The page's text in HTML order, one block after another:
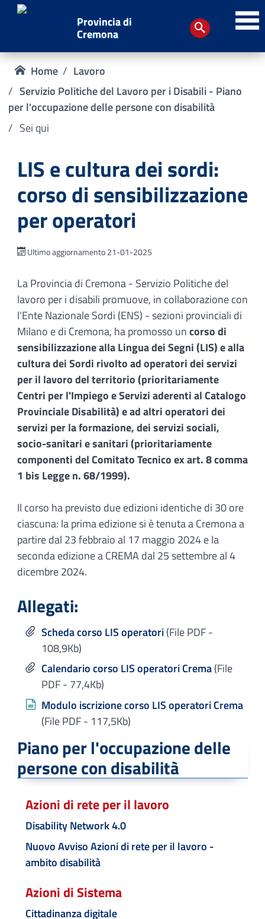
Provincia di
Cremona
Home
Lavoro
Servizio Politiche del Lavoro per i Disabili - Piano
per l'occupazione delle persone con disabilità
Sei qui
LIS e cultura dei sordi:
corso di sensibilizzazione
per operatori
Ultimo aggiornamento 21-01-2025
La Provincia di Cremona - Servizio Politiche del
lavoro per i disabili promuove, in collaborazione con
l'Ente Nazionale Sordi (ENS) - sezioni provinciali di
Milano e di Cremona, ha promosso uncorso di
sensibilizzazione alla Lingua dei Segni (LIS) e alla
cultura dei Sordi rivolto ad operatori dei servizi
per il lavoro del territorio (prioritariamente
Centri per l'Impiego e Servizi aderenti al Catalogo
Provinciale Disabilità) e ad altri operatori dei
servizi per la formazione, dei servizi sociali,
socio-sanitari e sanitari (prioritariamente
componenti del Comitato Tecnico ex art. 8 comma
1 bis Legge n. 68/1999).
Il corso ha previsto due edizioni identiche di 30 ore
ciascuna: la prima edizione si è tenuta a Cremona a
partire dal 23 febbraio al 17 maggio 2024 e la
seconda edizione a CREMA dal 25 settembre al 4
dicembre 2024.
Allegati:
Scheda corso LIS operatori(File PDF -
108,9Kb)
Calendario corso LIS operatori Crema(File
PDF - 77,4Kb)
Modulo iscrizione corso LIS operatori Crema
(File PDF - 117,5Kb)
Piano per l'occupazione delle
persone con disabilità
Azioni di rete per il lavoro
Disability Network 4.0
Nuovo Avviso Azioni di rete per il lavoro -
ambito disabilità
Azioni di Sistema
Cittadinanza digitale